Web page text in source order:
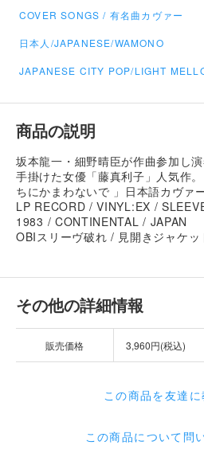
COVER SONGS / 有名曲カヴァー
日本人/JAPANESE/WAMONO
JAPANESE CITY POP/LIGHT
商品の説明
坂本龍一・細野晴臣が作曲参加し
手掛けた女優「藤真利子」人気作
ちにかまわないで 」日本語カヴァー
LP RECORD / VINYL:EX /
1983 / CONTINENTAL / JAPAN
OBIスリーヴ破れ / 見開きジャケッ
その他の詳細情報
販売価格 3,960円(税込)
この商品を友達に
この商品について問